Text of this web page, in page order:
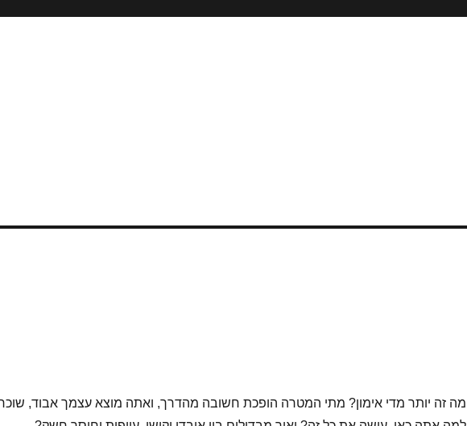
מה זה יותר מדי אימון? מתי המטרה הופכת חשובה מהדרך, ואתה מוצא עצמך אבוד,